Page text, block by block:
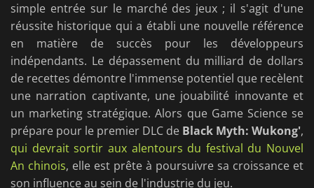
simple entrée sur le marché des jeux ; il s'agit d'une
réussite historique qui a établi une nouvelle référence
en matière de succès pour les développeurs
indépendants. Le dépassement du milliard de dollars
de recettes démontre l'immense potentiel que recèlent
une narration captivante, une jouabilité innovante et
un marketing stratégique. Alors que Game Science se
prépare pour le premier DLC de Black Myth: Wukong',
qui devrait sortir aux alentours du festival du Nouvel
An chinois, elle est prête à poursuivre sa croissance et
son influence au sein de l'industrie du jeu.